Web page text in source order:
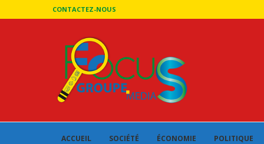
CONTACTEZ-NOUS
ACCUEIL SOCIÉTÉ ÉCONOMIE POLITIQUE